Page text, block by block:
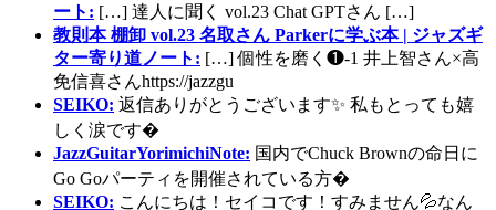
ート: […] 達人に聞く vol.23 Chat GPTさん […]
教則本 棚卸 vol.23 名取さん Parkerに学ぶ本 | ジャズギ
ター寄り道ノート: […] 個性を磨く❶-1 井上智さん×高
免信喜さんhttps://jazzgu
SEIKO: 返信ありがとうございます✨ 私もとっても嬉
しく涙です�
JazzGuitarYorimichiNote: 国内でChuck Brownの命日に
Go Goパーティを開催されている方�
SEIKO: こんにちは！セイコです！すみません💦なん